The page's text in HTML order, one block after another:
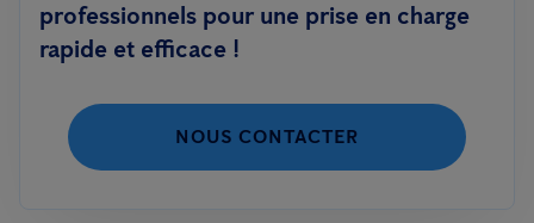
professionnels pour une prise en charge
rapide et efficace !
NOUS CONTACTER